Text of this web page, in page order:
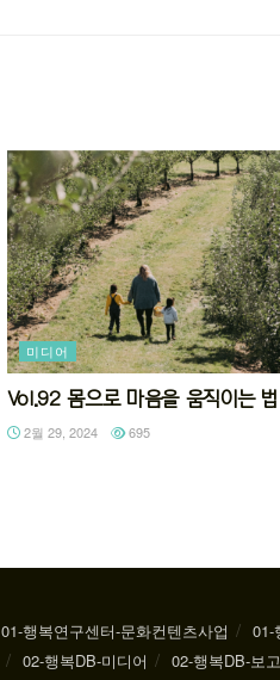
미디어
Vol.92 몸으로 마음을 움직이는 법
2월 29, 2024
695
01-행복연구센터-문화컨텐츠사업 01-
02-행복DB-미디어 02-행복DB-보